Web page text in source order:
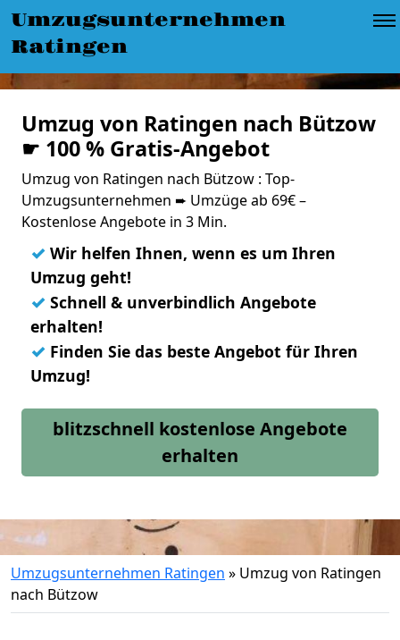
Umzugsunternehmen
Ratingen
Umzug von Ratingen nach Bützow
☛ 100 % Gratis-Angebot
Umzug von Ratingen nach Bützow : Top-
Umzugsunternehmen ➨ Umzüge ab 69€ –
Kostenlose Angebote in 3 Min.
✓ Wir helfen Ihnen, wenn es um Ihren
Umzug geht!
✓ Schnell & unverbindlich Angebote
erhalten!
✓ Finden Sie das beste Angebot für Ihren
Umzug!
blitzschnell kostenlose Angebote
erhalten
Umzugsunternehmen Ratingen » Umzug von Ratingen
nach Bützow